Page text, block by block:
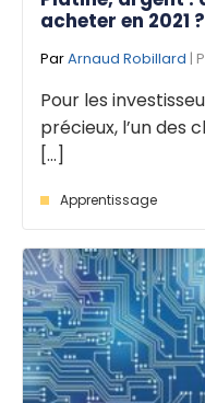
acheter en 2021 ?
ParArnaud Robillard |
Pour les
précieux, l’un des
[...]
Apprentissage